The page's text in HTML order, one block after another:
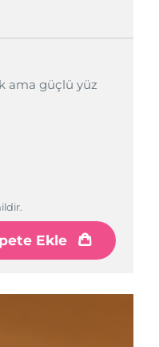
ama güçlü yüz
Ekle
ama güçlü yüz
Ekle